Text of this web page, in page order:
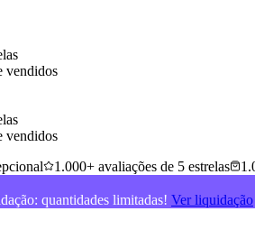
vendidos
vendidos
1.000+ avaliações de 5 estrelas
quantidades limitadas! Ver liquidação